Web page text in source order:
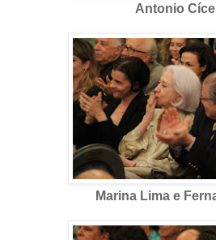
Antonio
Marina Lima e